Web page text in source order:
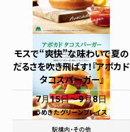
モスで“爽快”な味わいで夏の
だるさを吹き飛ばす！『アボカド
タコスバーガー』
7月15日 9月8日
うめきたグリーンプレイス